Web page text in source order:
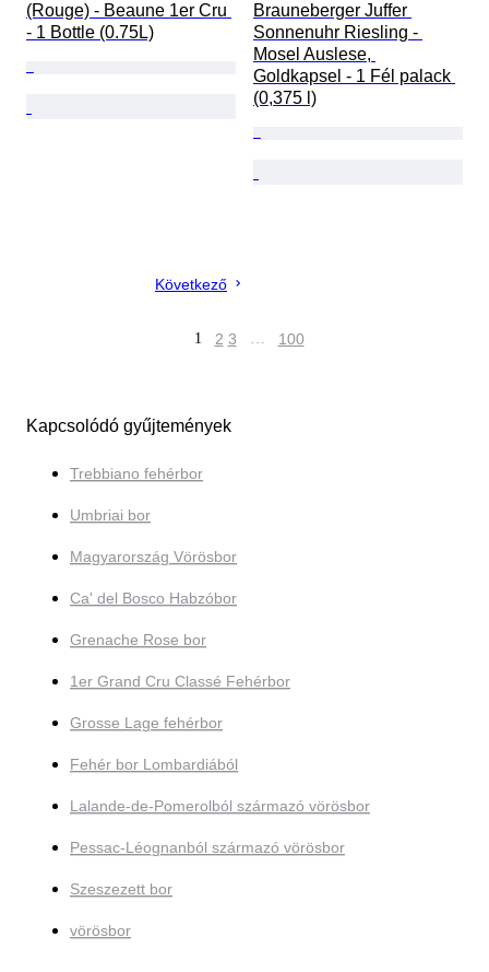
(Rouge) - Beaune 1er Cru
- 1 Bottle (0.75L)
Brauneberger Juffer
Sonnenuhr Riesling -
Mosel Auslese,
Goldkapsel - 1 Fél palack
(0,375 l)
Következő
1 2 3 … 100
Kapcsolódó gyűjtemények
Trebbiano fehérbor
Umbriai bor
Magyarország Vörösbor
Ca' del Bosco Habzóbor
Grenache Rose bor
1er Grand Cru Classé Fehérbor
Grosse Lage fehérbor
Fehér bor Lombardiából
Lalande-de-Pomerolból származó vörösbor
Pessac-Léognanból származó vörösbor
Szeszezett bor
vörösbor